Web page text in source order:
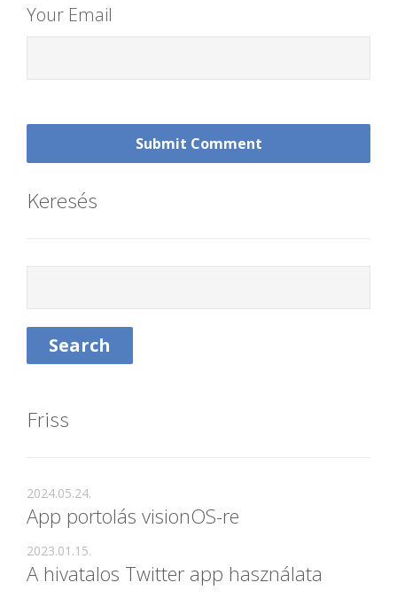
Your Email
Keresés
Friss
App portolás visionOS-re
2024.05.24.
A hivatalos Twitter app használata
2023.01.15.